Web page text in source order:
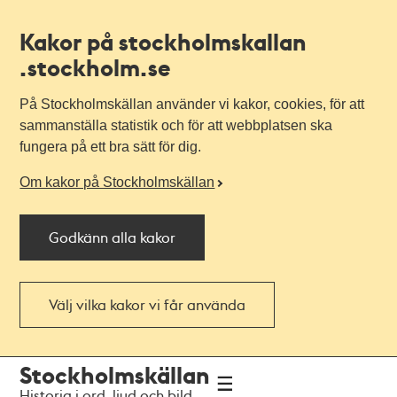
Kakor på stockholmskallan
.stockholm.se
På Stockholmskällan använder vi kakor, cookies, för att
sammanställa statistik och för att webbplatsen ska
fungera på ett bra sätt för dig.
Om kakor på Stockholmskällan
Godkänn alla kakor
Välj vilka kakor vi får använda
navigationen
huvudinnehållet
Stockholmskällan